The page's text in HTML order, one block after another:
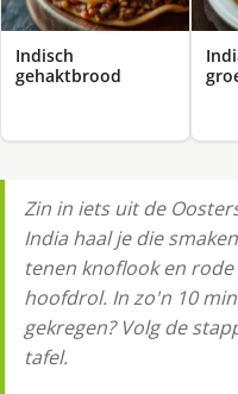
Indisch
gehaktbrood
Zin in iets uit de
India haal je die
tenen knoflook en
hoofdrol. In zo'n 10
gekregen? Volg de
tafel.